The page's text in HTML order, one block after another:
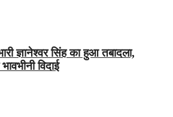
ज्ञानेश्वर सिंह का हुआ तबादला,
विदाई